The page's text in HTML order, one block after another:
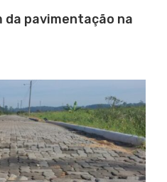
da pavimentação na